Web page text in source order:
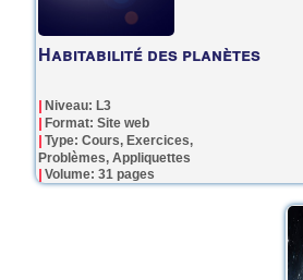
Habitabilité des planètes
Niveau: L3
Format: Site web
Type: Cours, Exercices,
Problèmes, Appliquettes
Volume: 31 pages